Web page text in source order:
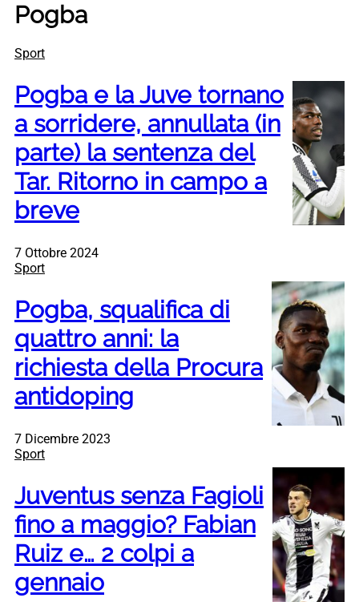
Pogba
Sport
Pogba e la Juve tornano
a sorridere, annullata (in
parte) la sentenza del
Tar. Ritorno in campo a
breve
7 Ottobre 2024
Sport
Pogba, squalifica di
quattro anni: la
richiesta della Procura
antidoping
7 Dicembre 2023
Sport
Juventus senza Fagioli
fino a maggio? Fabian
Ruiz e… 2 colpi a
gennaio